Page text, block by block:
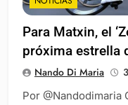
Para Matxin, el
próxima estrella
Nando Di Maria
Por @Nandodimaria